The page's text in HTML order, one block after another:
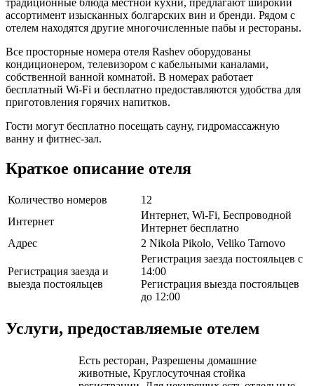
ассортимент изысканных болгарских вин и бренди. Рядом с
отелем находятся другие многочисленные пабы и рестораны.
Все просторные номера отеля Rashev оборудованы
кондиционером, телевизором с кабельными каналами,
собственной ванной комнатой. В номерах работает
бесплатный Wi-Fi и бесплатно предоставляются удобства для
приготовления горячих напитков.
Гости могут бесплатно посещать сауну, гидромассажную
ванну и фитнес-зал.
Краткое описание отеля
Количество номеров
12
Интернет
Интернет, Wi-Fi, Беспроводной
Интернет бесплатно
Адрес
2 Nikola Pikolo, Veliko Tarnovo
Регистрация заезда и
выезда постояльцев
Регистрация заезда постояльцев с
14:00
Регистрация выезда постояльцев
до 12:00
Услуги, предоставляемые отелем
Есть ресторан, Разрешены домашние
животные, Круглосуточная стойка